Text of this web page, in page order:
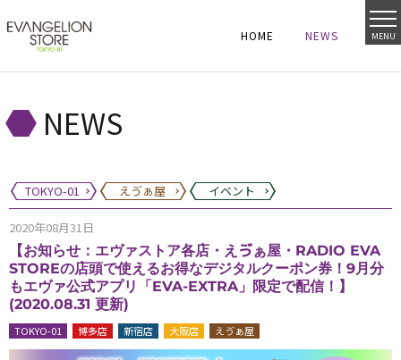
MENU
HOME
HOME NEWS
NEWS
NEWS
TOKYO-01 えゔぁ屋 イベント
2020年08月31日
【お知らせ：エヴァストア各店・えゔぁ屋・RADIO EVA
STOREの店頭で使えるお得なデジタルクーポン券！9月分
もエヴァ公式アプリ「EVA-EXTRA」限定で配信！】
(2020.08.31 更新)
TOKYO-01 博多店 新宿店 大阪店 えゔぁ屋